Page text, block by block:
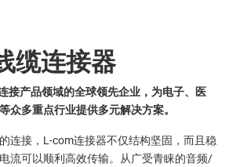
缆连接器
接产品领域的全球领先企业，为电子、医
众多重点行业提供多元解决方案。
连接，L-com连接器不仅结构坚固，而且稳
流可以顺利高效传输。从广受青睐的音频/